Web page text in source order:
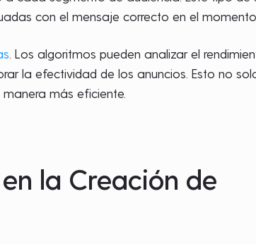
con el mensaje correcto en el
. Los algoritmos pueden analizar el
la efectividad de los anuncios. Esto no
más eficiente.
la Creación de